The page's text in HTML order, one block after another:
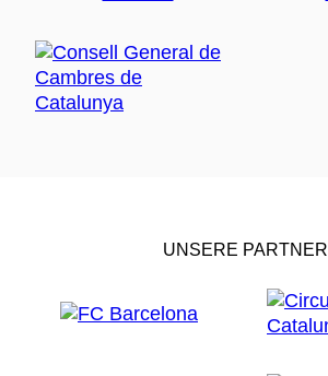
UNSERE PARTNER